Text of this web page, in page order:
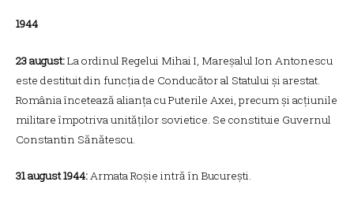
1944
23 august:La ordinul Regelui Mihai I, Mareșalul Ion Antonescu
este destituit din funcția de Conducător al Statului și arestat.
România încetează alianța cu Puterile Axei, precum și acțiunile
militare împotriva unităților sovietice. Se constituie Guvernul
Constantin Sănătescu.
31 august 1944:Armata Roșie intră în București.